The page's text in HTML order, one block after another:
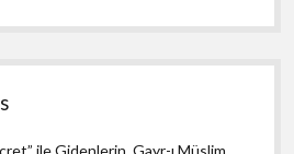
ile Gidenlerin, Gayr-ı Müslim